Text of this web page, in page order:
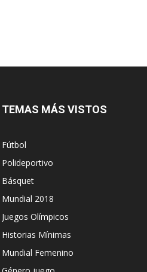
TEMAS MÁS VISTOS
Fútbol
Polideportivo
Básquet
Mundial 2018
Juegos Olímpicos
Historias Mínimas
Mundial Femenino